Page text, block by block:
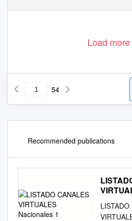
Load more
54
Recommended publications
LISTADO